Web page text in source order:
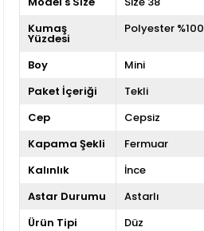
Kumaş
Yüzdesi
Polyester %100
Boy
Mini
Paket İçeriği
Tekli
Cep
Cepsiz
Kapama Şekli
Fermuar
Kalınlık
İnce
Astar Durumu
Astarlı
Ürün Tipi
Düz